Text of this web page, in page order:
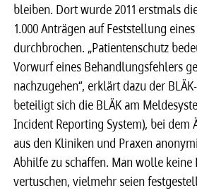
bleiben. Dort wurde 2011 erstmals
1.000 Anträgen auf Feststellung
durchbrochen. „Patientenschutz
Vorwurf eines Behandlungsfehlers
nachzugehen“, erklärt dazu der
beteiligt sich die BLÄK am
Incident Reporting System), bei dem
aus den Kliniken und Praxen
Abhilfe zu schaffen. Man wolle
vertuschen, vielmehr seien